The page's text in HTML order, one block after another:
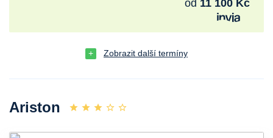
od 11 100 Kč
Zobrazit další termíny
Ariston